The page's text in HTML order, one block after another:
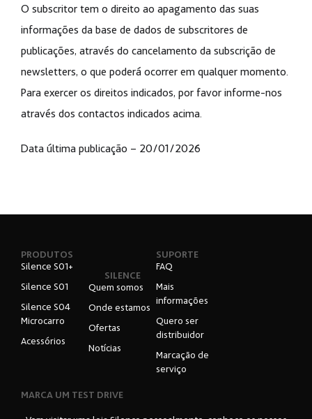
O subscritor tem o direito ao apagamento das suas
informações da base de dados de subscritores de
publicações, através do cancelamento da subscrição de
newsletters, o que poderá ocorrer em qualquer momento.
Para exercer os direitos indicados, por favor informe-nos
através dos contactos indicados acima.
Data última publicação – 20/01/2026
PRODUTOS
Silence S01+
Silence S01
Silence S04
Microcarro
Acessórios
SILENCE
Quem somos
Onde estamos
Ofertas
Notícias
SUPORTE
FAQ
Mais
informações
Quero ser
distribuidor
Marcação de
serviço
MARCA UM TEST DRIVE